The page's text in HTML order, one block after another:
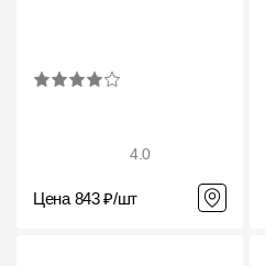
4.0
Цена 843 ₽/шт